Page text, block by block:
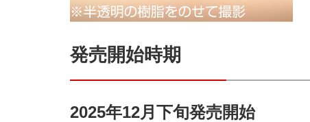
発売開始時期
2025年12月下旬発売開始